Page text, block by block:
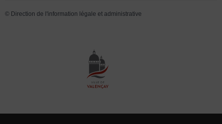
© Direction de l'information légale et administrative